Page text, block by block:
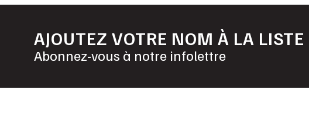
AJOUTEZ VOTRE NOM À LA LISTE
Abonnez-vous à notre infolettre